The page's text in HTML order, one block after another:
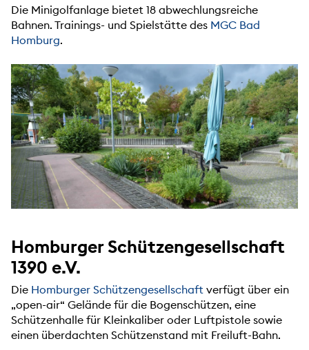
Die Minigolfanlage bietet 18 abwechlungsreiche
Bahnen. Trainings- und Spielstätte des MGC Bad
Homburg.
Homburger Schützengesellschaft
1390 e.V.
Die Homburger Schützengesellschaft verfügt über ein
„open-air“ Gelände für die Bogenschützen, eine
Schützenhalle für Kleinkaliber oder Luftpistole sowie
einen überdachten Schützenstand mit Freiluft-Bahn.